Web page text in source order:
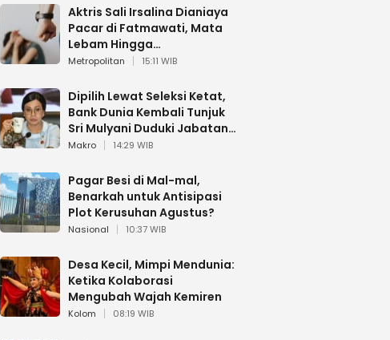
Aktris Sali Irsalina Dianiaya
Pacar di Fatmawati, Mata
Lebam Hingga
Diselamatkan Polantas
Metropolitan 15:11 WIB
Dipilih Lewat Seleksi Ketat,
Bank Dunia Kembali Tunjuk
Sri Mulyani Duduki Jabatan
Strategis
Makro 14:29 WIB
Pagar Besi di Mal-mal,
Benarkah untuk Antisipasi
Plot Kerusuhan Agustus?
Nasional 10:37 WIB
Desa Kecil, Mimpi Mendunia:
Ketika Kolaborasi
Mengubah Wajah Kemiren
Kolom 08:19 WIB